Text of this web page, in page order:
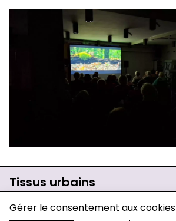
Gérer le consentement aux cookies
Tissus urbains
charte de confidentialité
mentions légales